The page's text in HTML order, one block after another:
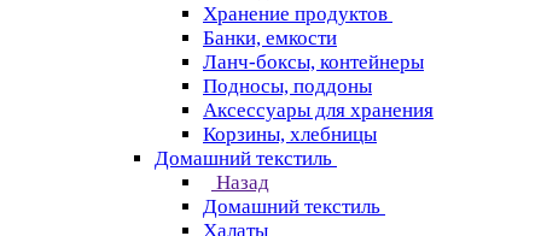
Хранение продуктов
Банки, емкости
Ланч-боксы, контейнеры
Подносы, поддоны
Аксессуары для хранения
Корзины, хлебницы
Домашний текстиль
Назад
Домашний текстиль
Халаты